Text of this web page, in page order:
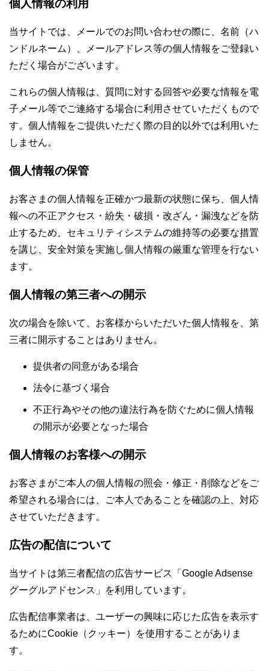
個人情報の利用
当サイトでは、メールでのお問い合わせの際に、名前（ハ
ンドルネーム）、メールアドレス等の個人情報をご登録い
ただく場合がございます。
これらの個人情報は、質問に対する回答や必要な情報を電
子メール等でご連絡する場合に利用させていただくもので
す。個人情報をご提供いただく際の目的以外では利用いた
しません。
個人情報の保管
お客さまの個人情報を正確かつ最新の状態に保ち、個人情
報への不正アクセス・紛失・破損・改ざん・漏洩などを防
止するため、セキュリティシステムの維持等の必要な措置
を講じ、安全対策を実施し個人情報の厳重な管理を行ない
ます。
個人情報の第三者への開示
次の場合を除いて、お客様からいただいた個人情報を、第
三者に開示することはありません。
提供者の同意がある場合
法令に基づく場合
不正行為やその他の違法行為を防ぐために個人情報
の開示が必要となった場合
個人情報のお客様への開示
お客さまがご本人の個人情報の照会・修正・削除などをご
希望される場合には、ご本人であることを確認の上、対応
させていただきます。
広告の配信について
当サイトは第三者配信の広告サービス「Google Adsense
グーグルアドセンス」を利用しています。
広告配信事業者は、ユーザーの興味に応じた広告を表示す
るためにCookie（クッキー）を使用することがありま
す。